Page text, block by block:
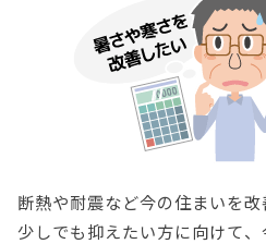
断熱や耐震など今の住まいを
少しでも抑えたい方に向けて